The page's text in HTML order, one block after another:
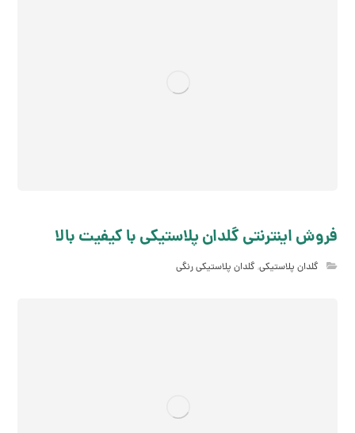
فروش اینترنتی گلدان پلاستیکی با کیفیت بالا
گلدان پلاستیکی,گلدان پلاستیکی رنگی